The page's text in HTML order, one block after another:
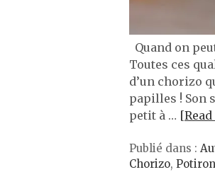
Quand on
Toutes ces
d’un chorizo
papilles ! Son
petit à …
Publié dans :
Chorizo, Potiron